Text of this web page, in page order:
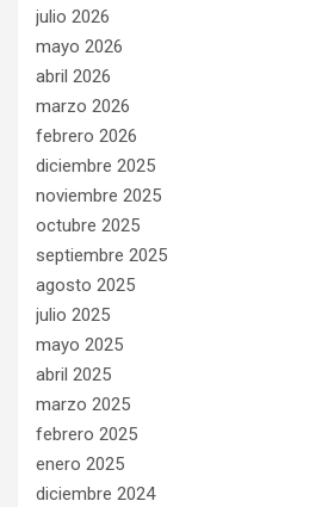
julio 2026
mayo 2026
abril 2026
marzo 2026
febrero 2026
diciembre 2025
noviembre 2025
octubre 2025
septiembre 2025
agosto 2025
julio 2025
mayo 2025
abril 2025
marzo 2025
febrero 2025
enero 2025
diciembre 2024